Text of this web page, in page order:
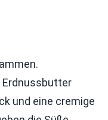
Erdnussbutter
und eine cremige